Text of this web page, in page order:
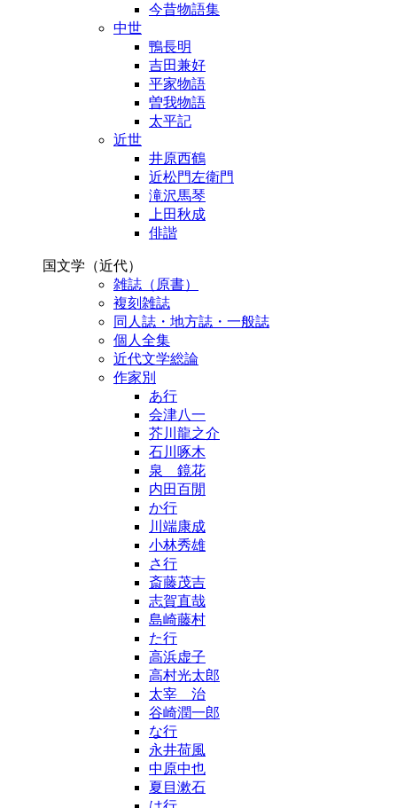
今昔物語集
中世
鴨長明
吉田兼好
平家物語
曽我物語
太平記
近世
井原西鶴
近松門左衛門
滝沢馬琴
上田秋成
俳諧
国文学（近代）
雑誌（原書）
複刻雑誌
同人誌・地方誌・一般誌
個人全集
近代文学総論
作家別
あ行
会津八一
芥川龍之介
石川啄木
泉 鏡花
内田百閒
か行
川端康成
小林秀雄
さ行
斎藤茂吉
志賀直哉
島崎藤村
た行
高浜虚子
高村光太郎
太宰 治
谷崎潤一郎
な行
永井荷風
中原中也
夏目漱石